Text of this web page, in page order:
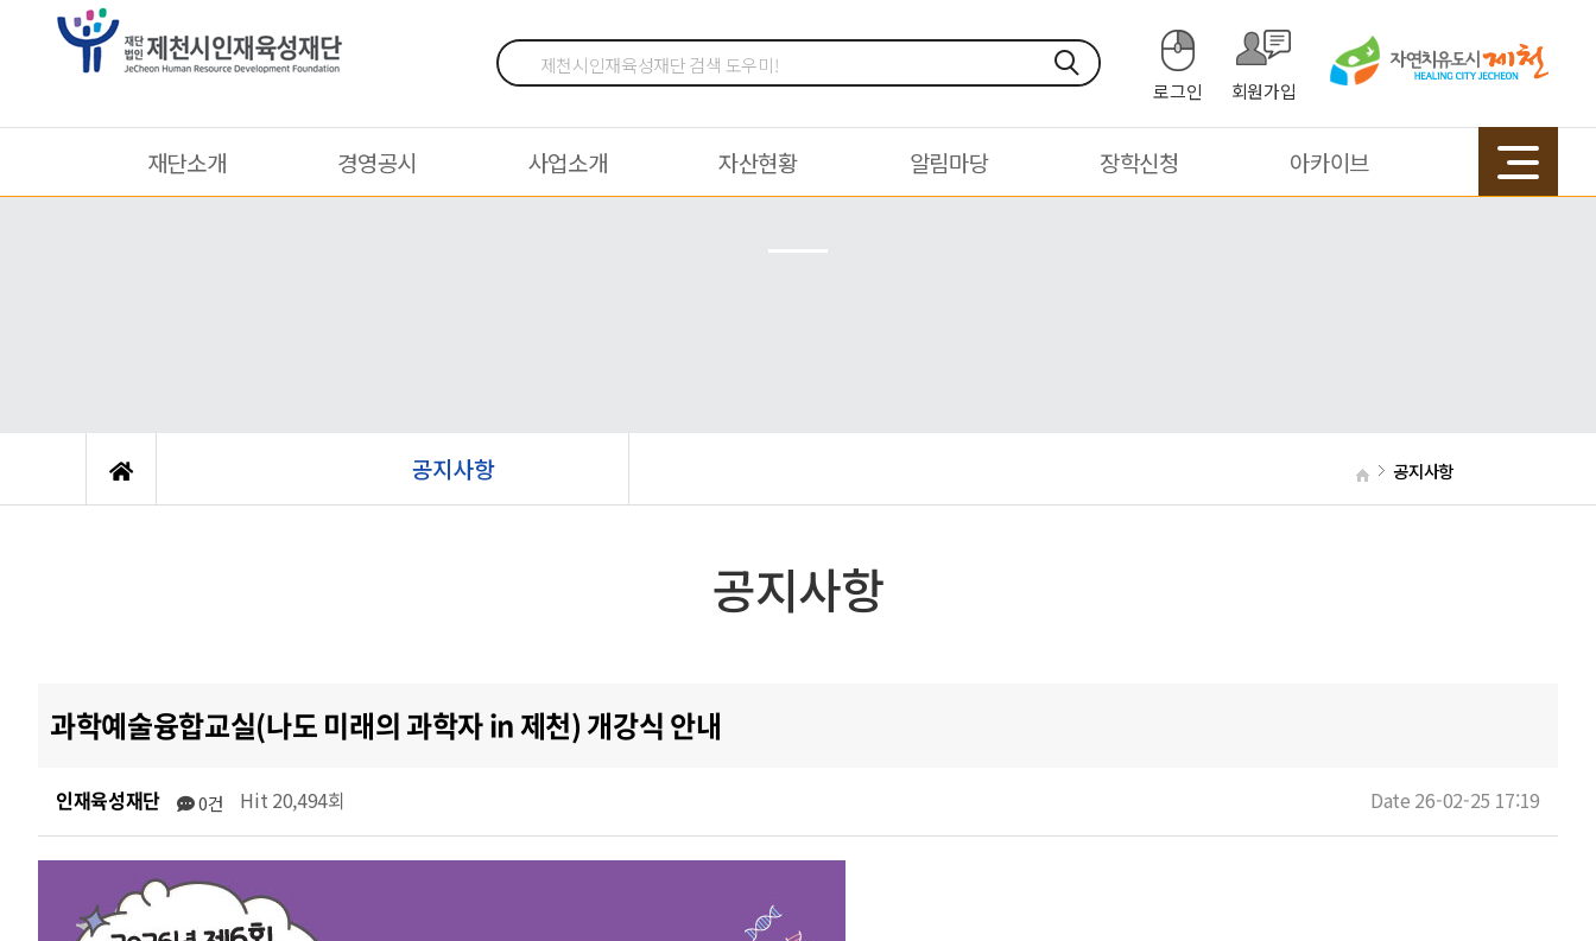
로그인 회원가입
재단소개 경영공시 사업소개 자산현황 알림마당 장학신청 아카이브
공지사항 공지사항
공지사항
과학예술융합교실(나도 미래의 과학자 in 제천) 개강식 안내
인재육성재단 0건 Hit 20,494회 Date 26-02-25 17:19